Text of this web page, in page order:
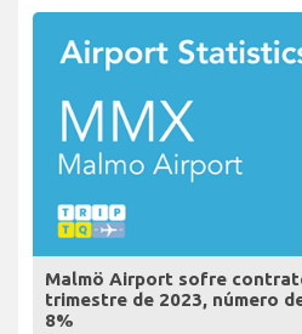
Malmö Airport sofre
trimestre de 2023, número
8%